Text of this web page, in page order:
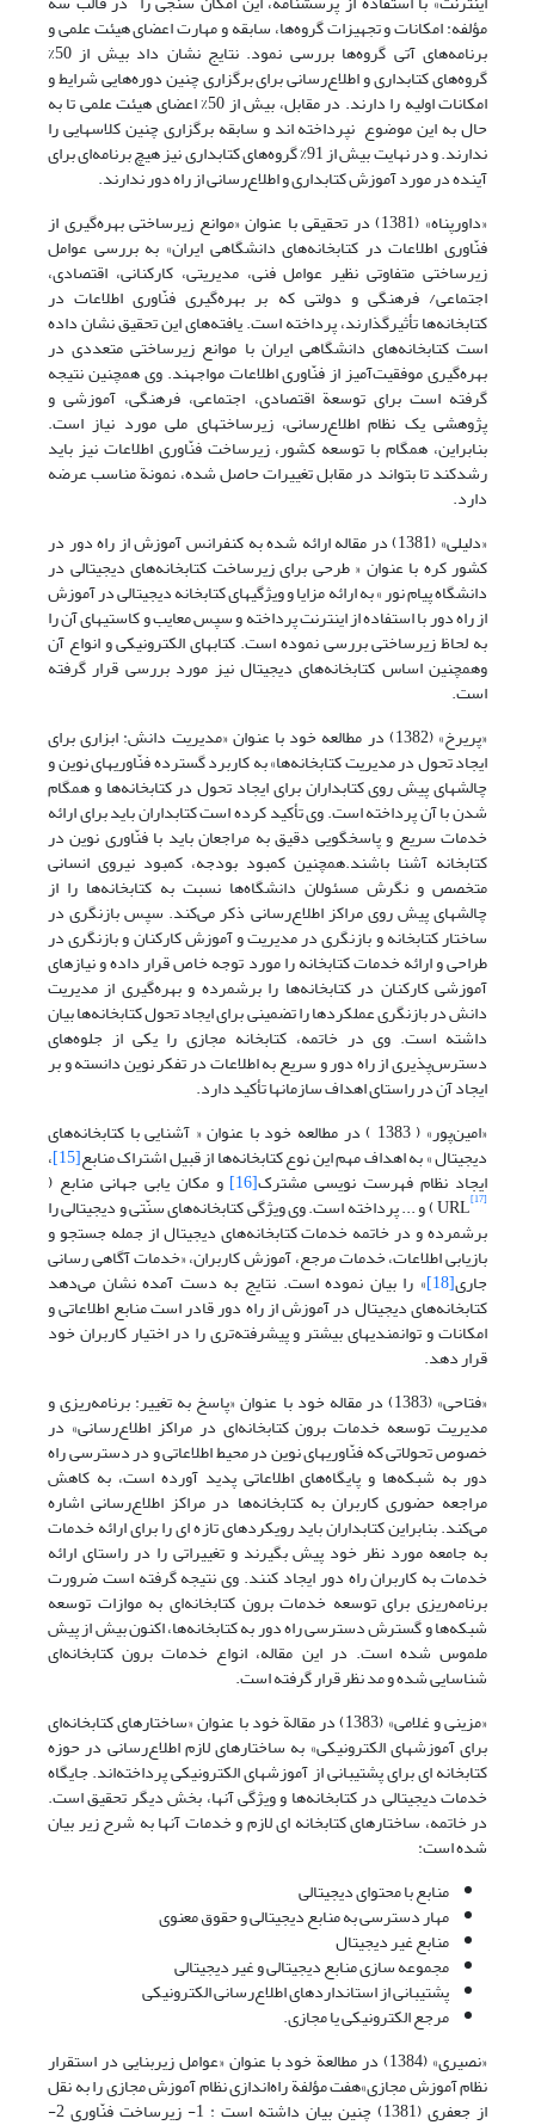
مؤلفه: امکانات و تجهیزات گروه‌ها، سابقه و مهارت اعضای ‌هیئت علمی و
برنامه‌های آتی گروه‌ها بررسی نمود. نتایج نشان داد بیش از 50%
گروه‌های کتابداری و اطلاع‌رسانی برای برگزاری چنین دوره‌هایی شرایط و
امکانات اولیه را دارند. در مقابل، بیش از 50% اعضای‌ هیئت علمی تا به
حال به این موضوع نپرداخته اند و سابقه برگزاری چنین کلاسهایی را
ندارند. و در نهایت بیش از 91% گروه‌های کتابداری نیز‌ هیچ برنامه‌ای برای
آینده در مورد آموزش کتابداری و اطلاع‌رسانی از راه دور ندارند.
«داورپناه» (1381) در تحقیقی با عنوان «موانع زیرساختی بهره‌گیری از
فنّاوری اطلاعات در کتابخانه‌های دانشگاهی ایران» به بررسی عوامل
زیرساختی متفاوتی نظیر عوامل فنی، مدیریتی، کارکنانی، اقتصادی،
اجتماعی/ فرهنگی و دولتی که بر بهره‌گیری فنّاوری اطلاعات در
کتابخانه‌ها تأثیرگذارند، پرداخته است. یافته‌های این تحقیق نشان داده
است کتابخانه‌های دانشگاهی ایران با موانع زیرساختی متعددی در
بهره‌گیری موفقیت‌آمیز از فنّاوری اطلاعات مواجهند. وی‌ همچنین نتیجه
گرفته است برای توسعة اقتصادی، اجتماعی، فرهنگی، آموزشی و
پژوهشی یک نظام اطلاع‌رسانی، زیرساختهای ملی مورد نیاز است.
بنابراین، ‌همگام با توسعه کشور، زیرساخت فنّاوری اطلاعات نیز باید
رشدکند تا بتواند در مقابل تغییرات حاصل شده، نمونة مناسب عرضه
دارد.
«دلیلی» (1381) در مقاله ارائه شده به کنفرانس آموزش از راه دور در
کشور کره با عنوان « طرحی برای زیرساخت کتابخانه‌های دیجیتالی در
دانشگاه پیام نور » به ارائه مزایا و ویژگیهای کتابخانه دیجیتالی در آموزش
از راه دور با استفاده از اینترنت پرداخته و سپس معایب و کاستیهای آن را
به لحاظ زیرساختی بررسی نموده است. کتابهای الکترونیکی و انواع آن
و‌همچنین اساس کتابخانه‌های دیجیتال نیز مورد بررسی قرار گرفته
است.
«پریرخ» (1382) در مطالعه خود با عنوان «مدیریت دانش: ابزاری برای
ایجاد تحول در مدیریت کتابخانه‌ها» به کاربرد گسترده فنّاوریهای نوین و
چالشهای پیش روی کتابداران برای ایجاد تحول در کتابخانه‌ها و‌ همگام
شدن با آن پرداخته است. وی تأکید کرده است کتابداران باید برای ارائه
خدمات سریع و پاسخگویی دقیق به مراجعان باید با فنّاوری نوین در
کتابخانه آشنا باشند.‌همچنین کمبود بودجه، کمبود نیروی انسانی
متخصص و نگرش مسئولان دانشگاه‌ها نسبت به کتابخانه‌ها را از
چالشهای پیش روی مراکز اطلاع‌رسانی ذکر می‌کند. سپس بازنگری در
ساختار کتابخانه و بازنگری در مدیریت و آموزش کارکنان و بازنگری در
طراحی و ارائه خدمات کتابخانه را مورد توجه خاص قرار داده و نیازهای
آموزشی کارکنان در کتابخانه‌ها را برشمرده و بهره‌گیری از مدیریت
دانش در بازنگری عملکردها را تضمینی برای ایجاد تحول کتابخانه‌ها بیان
داشته است. وی در خاتمه، کتابخانه مجازی را یکی از جلوه‌های
دسترس‌پذیری از راه دور و سریع به اطلاعات در تفکر نوین دانسته و بر
ایجاد آن در راستای اهداف سازمانها تأکید دارد.
«امین‌پور» ( 1383 ) در مطالعه خود با عنوان « آشنایی با کتابخانه‌های
دیجیتال » به اهداف مهم این نوع کتابخانه‌ها از قبیل اشتراک منابع[15] ،
ایجاد نظام فهرست نویسی مشترک[16] و مکان یابی جهانی منابع (
[17] URL ) و ... پرداخته است. وی ویژگی کتابخانه‌های سنّتی و دیجیتالی را
برشمرده و در خاتمه خدمات کتابخانه‌های دیجیتال از جمله جستجو و
بازیابی اطلاعات، خدمات مرجع، آموزش کاربران، «خدمات آگاهی رسانی
جاری[18] » را بیان نموده است. نتایج به دست آمده نشان می‌دهد
کتابخانه‌های دیجیتال در آموزش از راه دور قادر است منابع اطلاعاتی و
امکانات و توانمندیهای بیشتر و پیشرفته‌تری را در اختیار کاربران خود
قرار دهد.
«فتاحی» (1383) در مقاله خود با عنوان «پاسخ به تغییر: برنامه‌ریزی و
مدیریت توسعه خدمات برون کتابخانه‌ای در مراکز اطلاع‌رسانی» در
خصوص تحولاتی که فنّاوریهای نوین در محیط اطلاعاتی و در دسترسی راه
دور به شبکه‌ها و پایگاه‌های اطلاعاتی پدید آورده است، به کاهش
مراجعه حضوری کاربران به کتابخانه‌ها در مراکز اطلاع‌رسانی اشاره
می‌کند. بنابراین کتابداران باید رویکردهای تازه ای را برای ارائه خدمات
به جامعه مورد نظر خود پیش بگیرند و تغییراتی را در راستای ارائه
خدمات به کاربران راه دور ایجاد کنند. وی نتیجه گرفته است ضرورت
برنامه‌ریزی برای توسعه خدمات برون کتابخانه‌ای به موازات توسعه
شبکه‌ها و گسترش دسترسی راه دور به کتابخانه‌ها، اکنون بیش از پیش
ملموس شده است. در این مقاله، انواع خدمات برون کتابخانه‌ای
شناسایی شده و مد نظر قرار گرفته است.
«مزینی و غلامی» (1383) در مقالة خود با عنوان «ساختارهای کتابخانه‌ای
برای آموزشهای الکترونیکی» به ساختارهای لازم اطلاع‌رسانی در حوزه
کتابخانه ای برای پشتیبانی از آموزشهای الکترونیکی پرداخته‌اند. جایگاه
خدمات دیجیتالی در کتابخانه‌ها و ویژگی آنها، بخش دیگر تحقیق است.
در خاتمه، ساختارهای کتابخانه ای لازم و خدمات آنها به شرح زیر بیان
شده است:
منابع با محتوای دیجیتالی
مهار دسترسی به منابع دیجیتالی و حقوق معنوی
منابع غیر دیجیتال
مجموعه سازی منابع دیجیتالی و غیر دیجیتالی
پشتیبانی از استانداردهای اطلاع‌رسانی الکترونیکی
مرجع الکترونیکی یا مجازی.
«نصیری» (1384) در مطالعة خود با عنوان «عوامل زیربنایی در استقرار
نظام آموزش مجازی»‌هفت مؤلفة راه‌اندازی نظام آموزش مجازی را به نقل
از جعفری (1381) چنین بیان داشته است : 1- زیرساخت فنّاوری 2-